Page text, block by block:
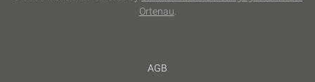
Ortenau
AGB